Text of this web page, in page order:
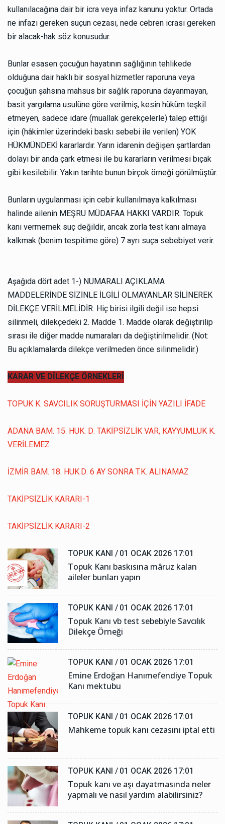
kullanılacağına dair bir icra veya infaz kanunu yoktur. Ortada
ne infazı gereken suçun cezası, nede cebren icrası gereken
bir alacak-hak söz konusudur.
Bunlar esasen çocuğun hayatının sağlığının tehlikede
olduğuna dair haklı bir sosyal hizmetler raporuna veya
çocuğun şahsına mahsus bir sağlık raporuna dayanmayan,
basit yargılama usulüne göre verilmiş, kesin hüküm teşkil
etmeyen, sadece idare (muallak gerekçelerle) talep ettiği
için (hâkimler üzerindeki baskı sebebi ile verilen) YOK
HÜKMÜNDEKİ kararlardır. Yarın idarenin değişen şartlardan
dolayı bir anda çark etmesi ile bu kararların verilmesi bıçak
gibi kesilebilir. Yakın tarihte bunun birçok örneği görülmüştür.
Bunların uygulanması için cebir kullanılmaya kalkılması
halinde ailenin MEŞRU MÜDAFAA HAKKI VARDIR. Topuk
kanı vermemek suç değildir, ancak zorla test kanı almaya
kalkmak (benim tespitime göre) 7 ayrı suça sebebiyet verir.
Aşağıda dört adet 1-) NUMARALI AÇIKLAMA
MADDELERİNDE SİZİNLE İLGİLİ OLMAYANLAR SİLİNEREK
DİLEKÇE VERİLMELİDİR. Hiç birisi ilgili değil ise hepsi
silinmeli, dilekçedeki 2. Madde 1. Madde olarak değiştirilip
sırası ile diğer madde numaraları da değiştirilmelidir. (Not:
Bu açıklamalarda dilekçe verilmeden önce silinmelidir.)
KARAR VE DİLEKÇE ÖRNEKLERİ
TOPUK K. SAVCILIK SORUŞTURMASI İÇİN YAZILI İFADE
ADANA BAM. 15. HUK. D. TAKİPSİZLİK VAR, KAYYUMLUK K.
VERİLEMEZ
İZMİR BAM. 18. HUK.D. 6 AY SONRA T.K. ALINAMAZ
TAKİPSİZLİK KARARI-1
TAKİPSİZLİK KARARI-2
TOPUK KANI /01 OCAK 2026 17:01
Topuk Kanı baskısına mâruz kalan
aileler bunları yapın
TOPUK KANI /01 OCAK 2026 17:01
Topuk Kanı vb test sebebiyle Savcılık
Dilekçe Örneği
TOPUK KANI /01 OCAK 2026 17:01
Emine Erdoğan Hanımefendiye Topuk
Kanı mektubu
TOPUK KANI /01 OCAK 2026 17:01
Mahkeme topuk kanı cezasını iptal etti
TOPUK KANI /01 OCAK 2026 17:01
Topuk kanı ve aşı dayatmasında neler
yapmalı ve nasıl yardım alabilirsiniz?